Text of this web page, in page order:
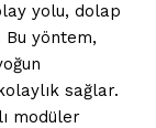
yolu, dolap
yöntem,
sağlar.
modüler